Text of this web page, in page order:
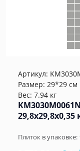
Артикул:
Размер: 29*29 см
Вес: 7.94 кг
Плиток в упаковке: